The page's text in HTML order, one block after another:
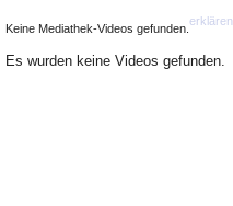
Keine Mediathek-Videos gefunden.
erklären
Es wurden keine Videos gefunden.